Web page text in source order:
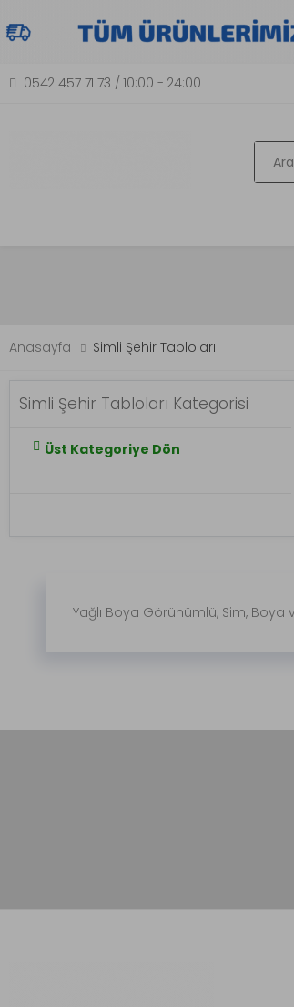
0542 457 71 73 / 10:00 - 24:00
Ara
Anasayfa Simli Şehir Tabloları
Simli Şehir Tabloları Kategorisi
Üst Kategoriye Dön
Yağlı Boya Görünümlü, Sim, Boya